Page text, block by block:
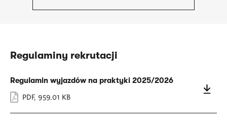
Regulaminy rekrutacji
Regulamin wyjazdów na praktyki 2025/2026
PDF, 959.01 KB